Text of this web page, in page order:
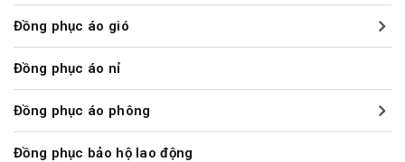
Đồng phục áo gió
Đồng phục áo nỉ
Đồng phục áo phông
Đồng phục bảo hộ lao động